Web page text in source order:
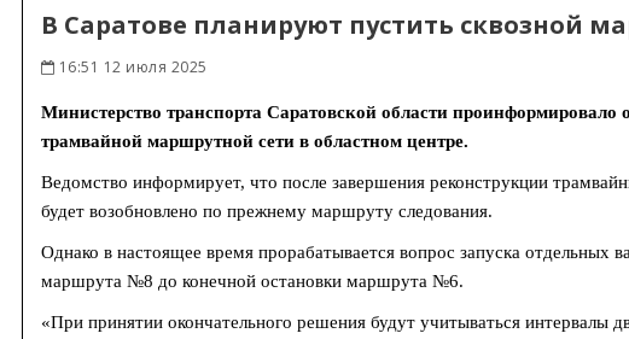
В Саратове планируют пустить сквозной
16:51 12 июля 2025
Министерство транспорта Саратовской области
трамвайной маршрутной сети в областном центре.
Ведомство информирует, что после завершения реконструкции
будет возобновлено по прежнему маршруту следования.
Однако в настоящее время прорабатывается вопрос запуска отдельных
маршрута №8 до конечной остановки маршрута №6.
«При принятии окончательного решения будут учитываться интервалы